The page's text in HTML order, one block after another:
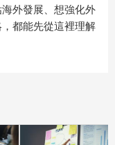
外發展、想強化外
都能先從這裡理解